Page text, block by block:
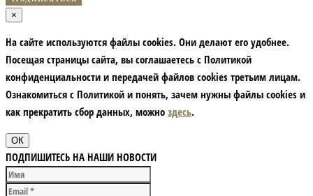
×
На сайте используются файлы cookies. Они делают его удобнее.
Посещая страницы сайта, вы соглашаетесь с Политикой
конфиденциальности и передачей файлов cookies третьим лицам.
Ознакомиться с Политикой и понять, зачем нужны файлы сookies и
как прекратить сбор данных, можно здесь.
ОК
ПОДПИШИТЕСЬ НА НАШИ НОВОСТИ